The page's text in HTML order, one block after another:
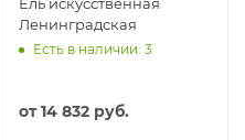
Ленинградская
Есть в наличии: 3
от14 832 руб.